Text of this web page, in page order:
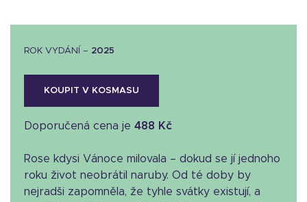
ROK VYDÁNÍ – 2025
KOUPIT V KOSMASU
Doporučená cena je 488 Kč
Rose kdysi Vánoce milovala – dokud se jí jednoho
roku život neobrátil naruby. Od té doby by
nejradši zapomněla, že tyhle svátky existují, a